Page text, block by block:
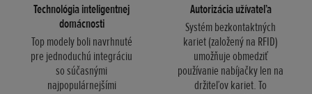
Technológia inteligentnej
domácnosti
Top modely boli navrhnuté
pre jednoduchú integráciu
so súčasnými
najpopulárnejšími
Autorizácia užívateľa
Systém bezkontaktných
kariet (založený na RFID)
umožňuje obmedziť
používanie nabíjačky len na
držiteľov kariet. To